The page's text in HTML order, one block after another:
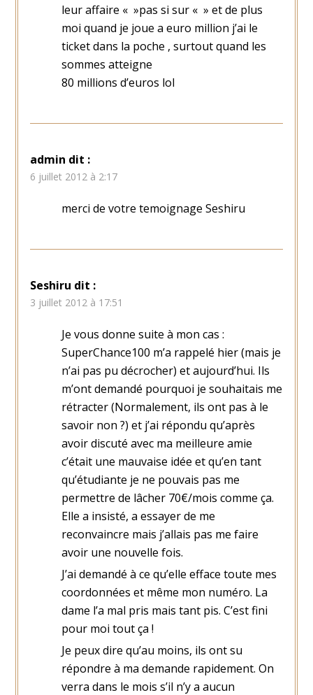
leur affaire « »pas si sur « » et de plus
moi quand je joue a euro million j’ai le
ticket dans la poche , surtout quand les
sommes atteigne
80 millions d’euros lol
admin dit :
6 juillet 2012 à 2:17
merci de votre temoignage Seshiru
Seshiru dit :
3 juillet 2012 à 17:51
Je vous donne suite à mon cas :
SuperChance100 m’a rappelé hier (mais je
n’ai pas pu décrocher) et aujourd’hui. Ils
m’ont demandé pourquoi je souhaitais me
rétracter (Normalement, ils ont pas à le
savoir non ?) et j’ai répondu qu’après
avoir discuté avec ma meilleure amie
c’était une mauvaise idée et qu’en tant
qu’étudiante je ne pouvais pas me
permettre de lâcher 70€/mois comme ça.
Elle a insisté, a essayer de me
reconvaincre mais j’allais pas me faire
avoir une nouvelle fois.
J’ai demandé à ce qu’elle efface toute mes
coordonnées et même mon numéro. La
dame l’a mal pris mais tant pis. C’est fini
pour moi tout ça !
Je peux dire qu’au moins, ils ont su
répondre à ma demande rapidement. On
verra dans le mois s’il n’y a aucun